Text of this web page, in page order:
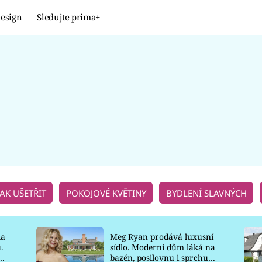
Sledujte prima+
UŠETŘIT POKOJOVÉ KVĚTINY BYDLENÍ SLAVNÝCH
Meg Ryan prodává luxusní
sídlo. Moderní dům láká na
bazén, posilovnu i sprchu